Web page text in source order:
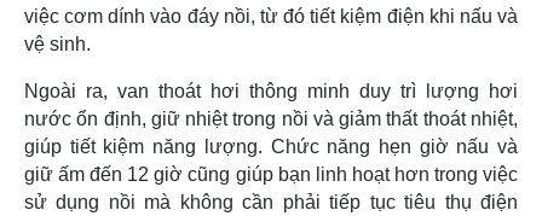
việc cơm dính vào đáy nồi, từ đó tiết kiệm điện khi nấu và
vệ sinh.
Ngoài ra, van thoát hơi thông minh duy trì lượng hơi
nước ổn định, giữ nhiệt trong nồi và giảm thất thoát nhiệt,
giúp tiết kiệm năng lượng. Chức năng hẹn giờ nấu và
giữ ấm đến 12 giờ cũng giúp bạn linh hoạt hơn trong việc
sử dụng nồi mà không cần phải tiếp tục tiêu thụ điện